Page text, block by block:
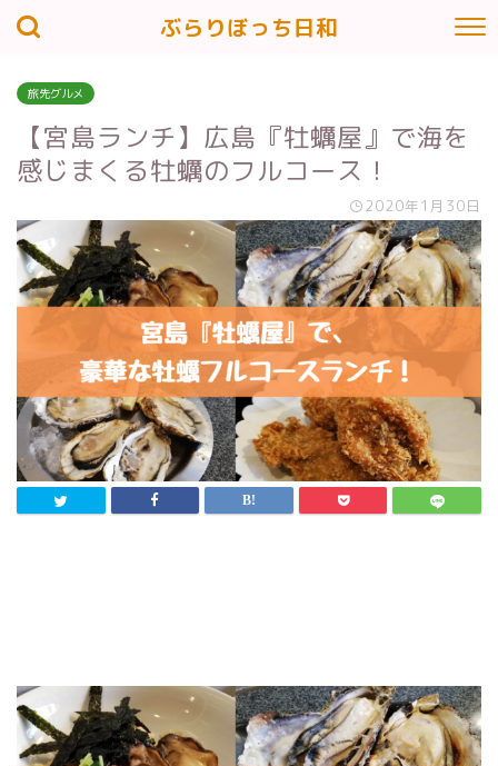
ぶらりぼっち日和
旅先グルメ
【宮島ランチ】広島『牡蠣屋』で海を
感じまくる牡蠣のフルコース！
2020年1月30日